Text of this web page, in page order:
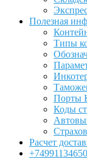
Полезная
Типы
Порты
Коды
Расчет
+74991134650